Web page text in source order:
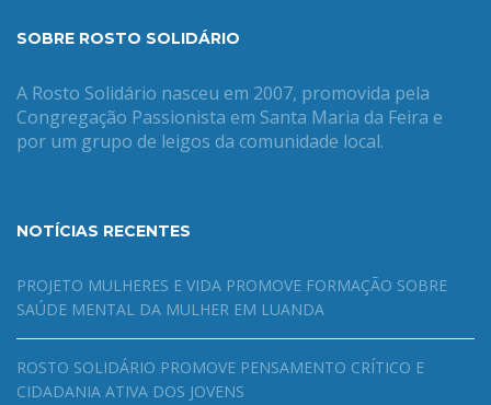
SOBRE ROSTO SOLIDÁRIO
A Rosto Solidário nasceu em 2007, promovida pela
Congregação Passionista em Santa Maria da Feira e
por um grupo de leigos da comunidade local.
NOTÍCIAS RECENTES
PROJETO MULHERES E VIDA PROMOVE FORMAÇÃO SOBRE
SAÚDE MENTAL DA MULHER EM LUANDA
ROSTO SOLIDÁRIO PROMOVE PENSAMENTO CRÍTICO E
CIDADANIA ATIVA DOS JOVENS